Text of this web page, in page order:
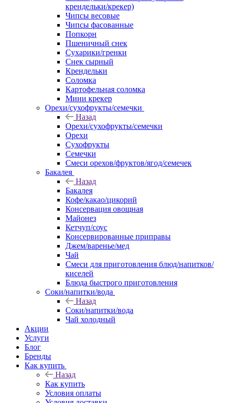
крендельки/крекер)
Чипсы весовые
Чипсы фасованные
Попкорн
Пшеничный снек
Сухарики/гренки
Снек сырный
Крендельки
Соломка
Картофельная соломка
Мини крекер
Орехи/сухофрукты/семечки
Назад
Орехи/сухофрукты/семечки
Орехи
Сухофрукты
Семечки
Смеси орехов/фруктов/ягод/семечек
Бакалея
Назад
Бакалея
Кофе/какао/цикорий
Консервация овощная
Майонез
Кетчуп/соус
Консервированные приправы
Джем/варенье/мед
Чай
Смеси для приготовления блюд/напитков/
киселей
Блюда быстрого приготовления
Соки/напитки/вода
Назад
Соки/напитки/вода
Чай холодный
Акции
Услуги
Блог
Бренды
Как купить
Назад
Как купить
Условия оплаты